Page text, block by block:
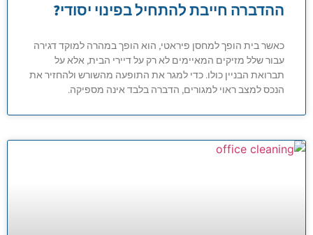
ההדברה חייבת להתחיל בפינוי יסודי?
כאשר בית הופך למחסן פיראטי, הוא הופך במהרה למוקד דגירה
עבור שלל מזיקים המאיימים לא רק על דיירי הבית, אלא על
תברואת הבניין כולו. כדי למגר את התופעה מהשורש ולהחזיר את
הנכס למצב ראוי למגורים, הדברה בלבד אינה מספיקה.